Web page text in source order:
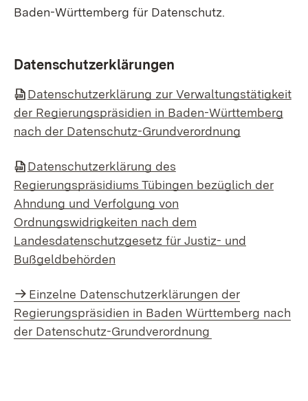
Baden-Württemberg für Datenschutz.
Datenschutzerklärungen
Datenschutzerklärung zur Verwaltungstätigkeit
der Regierungspräsidien in Baden-Württemberg
nach der Datenschutz-Grundverordnung
Datenschutzerklärung des
Regierungspräsidiums Tübingen bezüglich der
Ahndung und Verfolgung von
Ordnungswidrigkeiten nach dem
Landesdatenschutzgesetz für Justiz- und
Bußgeldbehörden
Einzelne Datenschutzerklärungen der
Regierungspräsidien in Baden Württemberg nach
der Datenschutz-Grundverordnung